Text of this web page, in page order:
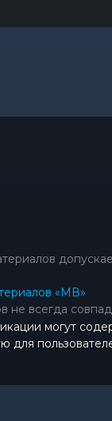
«МВ»
не всегда
могут
для